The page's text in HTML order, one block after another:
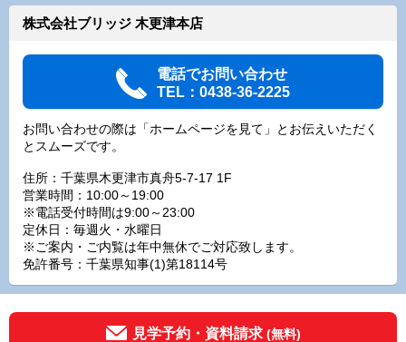
株式会社ブリッジ 木更津本店
電話でお問い合わせ
TEL：0438-36-2225
お問い合わせの際は「ホームページを見て」とお伝えいただく
とスムーズです。
住所：千葉県木更津市真舟5-7-17 1F
営業時間：10:00～19:00
※電話受付時間は9:00～23:00
定休日：毎週火・水曜日
※ご案内・ご内覧は年中無休でご対応致します。
免許番号：千葉県知事(1)第18114号
見学予約・資料請求 (無料)